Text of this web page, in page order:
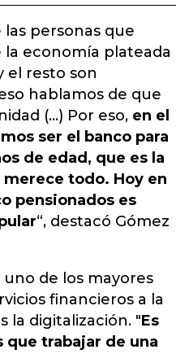
las personas que
la economía plateada
el resto son
hablamos de que
(...) Por eso, en el
ser el banco para
de edad, que es la
todo. Hoy en
pensionados es
“, destacó Gómez
de los mayores
financieros a la
la digitalización. "Es
que trabajar de una